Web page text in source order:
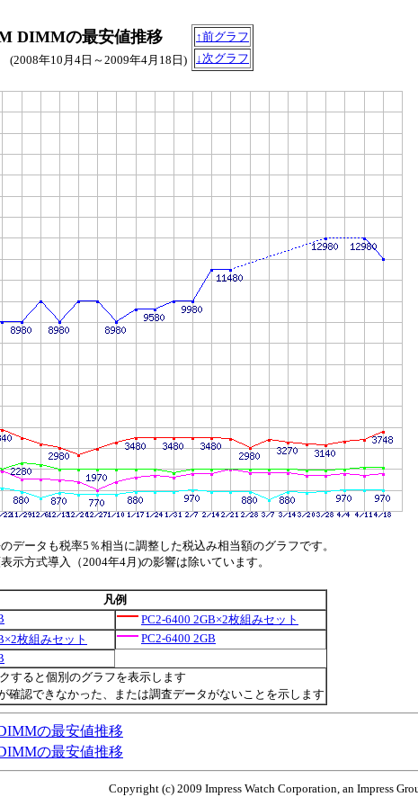
DIMMの最安値推移
↑前グラフ
↓次グラフ
(2008年10月4日～2009年4月18日)
データも税率5％相当に調整した税込み相当額のグラフです。
示方式導入（2004年4月)の影響は除いています。
凡例
PC2-6400 2GB×2枚組みセット
枚組みセット
PC2-6400 2GB
すると個別のグラフを表示します
確認できなかった、または調査データがないことを示します
の最安値推移
の最安値推移
Copyright (c) 2009 Impress Watch Corporation, an Impress